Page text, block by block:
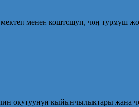
менен коштошуп, чоӊ турмуш
окутуунун кыйынчылыктары жана